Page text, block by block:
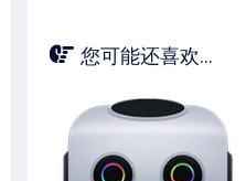
您可能还喜欢...